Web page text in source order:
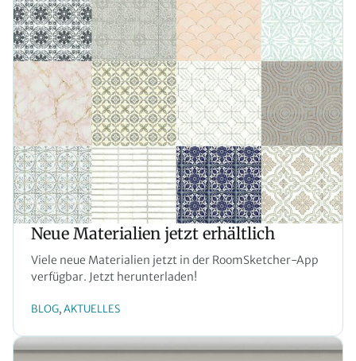
Neue Materialien jetzt erhältlich
Viele neue Materialien jetzt in der RoomSketcher-App
verfügbar. Jetzt herunterladen!
BLOG, AKTUELLES